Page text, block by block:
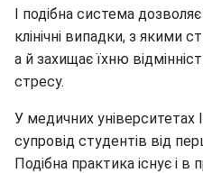
І подібна система
клінічні випадки, з якими
а й захищає їхню
стресу.
У медичних університетах
супровід студентів від
Подібна практика існує і в